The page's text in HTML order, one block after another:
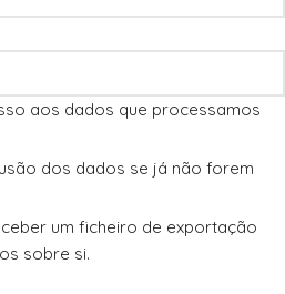
aos dados que processamos
dos dados se já não forem
um ficheiro de exportação
sobre si.